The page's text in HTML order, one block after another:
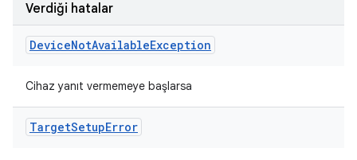
Verdiği hatalar
DeviceNotAvailableException
Cihaz yanıt vermemeye başlarsa
TargetSetupError